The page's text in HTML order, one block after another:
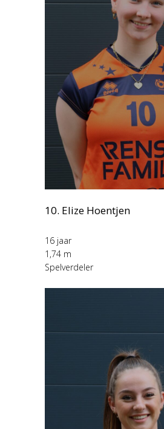
10. Elize Hoentjen
16 jaar
1,74 m
Spelverdeler